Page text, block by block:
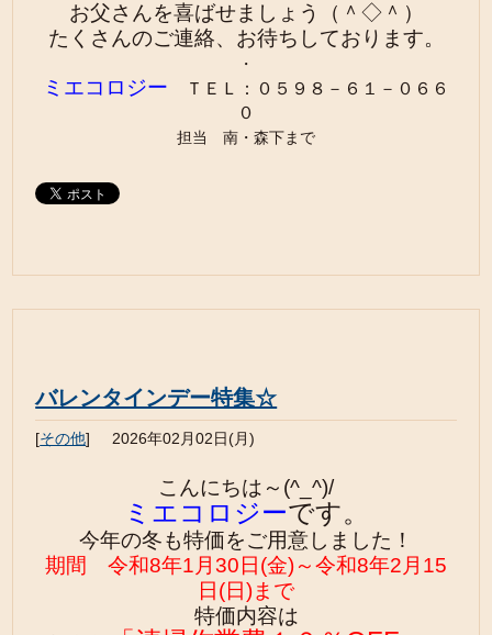
お父さんを喜ばせましょう（＾◇＾）
たくさんのご連絡、お待ちしております。
・
ミエコロジー ＴＥＬ：０５９８－６１－０６６
０
担当 南・森下まで
バレンタインデー特集☆
[その他] 2026年02月02日(月)
こんにちは～(^_^)/
ミエコロジーです。
今年の冬も特価をご用意しました！
期間 令和8年1月30日(金)～令和8年2月15
日(日)まで
特価内容は